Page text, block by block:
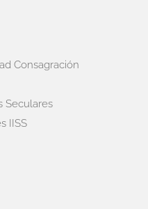
Consagración
Seculares
IISS